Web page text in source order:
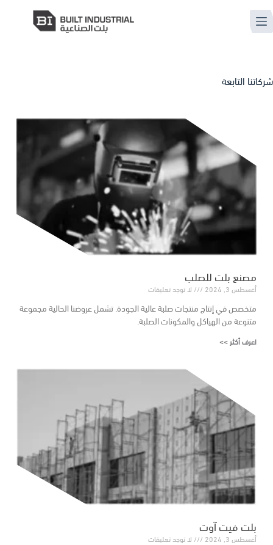
شركاتنا التابعة
مصنع بلت للصلب
أغسطس 3, 2024 لا توجد تعليقات
متخصص في إنتاج منتجات صلبة عالية الجودة. تشمل عروضنا الحالية مجموعة
متنوعة من الهياكل والمكونات الصلبة.
اعرف أكثر >>
بلت فيت آوت
أغسطس 3, 2024 لا توجد تعليقات